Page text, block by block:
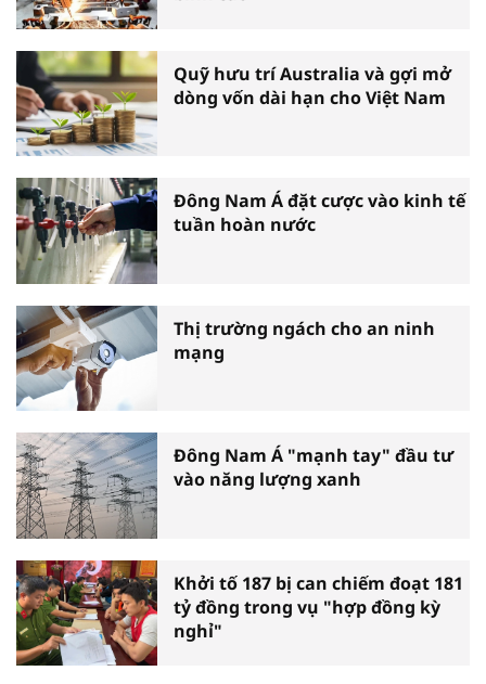
Quỹ hưu trí Australia và gợi mở
dòng vốn dài hạn cho Việt Nam
Đông Nam Á đặt cược vào kinh tế
tuần hoàn nước
Thị trường ngách cho an ninh
mạng
Đông Nam Á "mạnh tay" đầu tư
vào năng lượng xanh
Khởi tố 187 bị can chiếm đoạt 181
tỷ đồng trong vụ "hợp đồng kỳ
nghỉ"